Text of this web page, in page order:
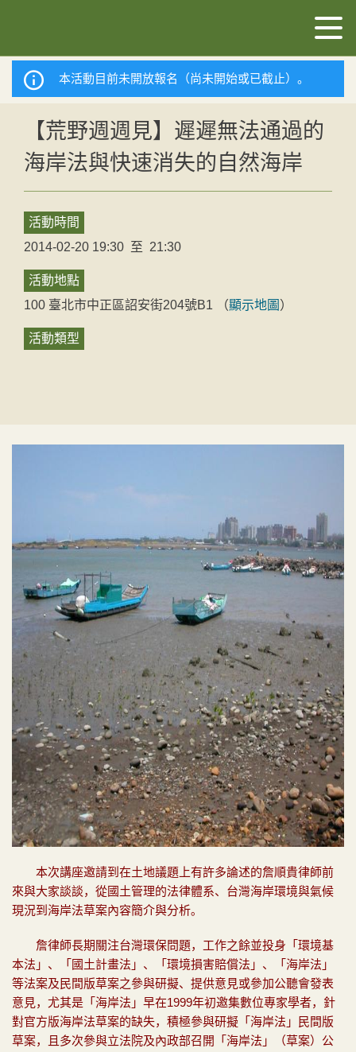
本活動目前未開放報名（尚未開始或已截止）。
【荒野週週見】遲遲無法通過的
海岸法與快速消失的自然海岸
活動時間
2014-02-20 19:30 至 21:30
活動地點
100 臺北市中正區詔安街204號B1 （顯示地圖 ）
活動類型
本次講座邀請到在土地議題上有許多論述的詹順貴律師前
來與大家談談，從國土管理的法律體系、台灣海岸環境與氣候
現況到海岸法草案內容簡介與分析。
詹律師長期關注台灣環保問題， 工作之餘並投身「環境基
本法」、「國土計畫法」、「環境損害賠償法」、「海岸法」
等法案及民間版草案之參與研擬、提供意見或參加公聽會發表
意見，尤其是「海岸法」早在1999年初邀集數位專家學者，針
對官方版海岸法草案的缺失，積極參與研擬「海岸法」民間版
草案，且多次參與立法院及內政部召開「海岸法」（草案）公